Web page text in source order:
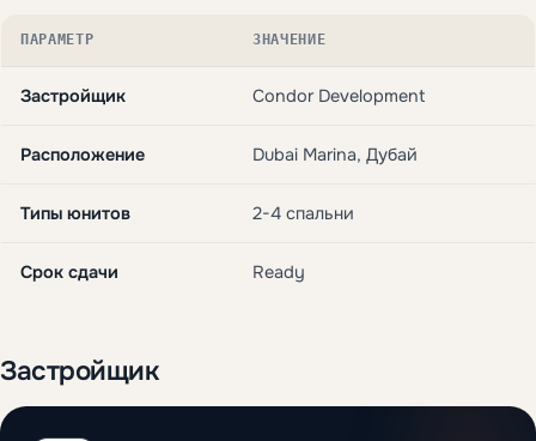
ПАРАМЕТР ЗНАЧЕНИЕ
Застройщик Condor Development
Расположение Dubai Marina, Дубай
Типы юнитов 2-4 спальни
Срок сдачи Ready
Застройщик